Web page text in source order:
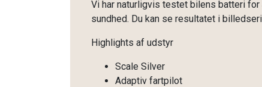
Vi har naturligvis testet bilens batteri
sundhed. Du kan se resultatet i
Highlights af udstyr
Scale Silver
Adaptiv fartpilot